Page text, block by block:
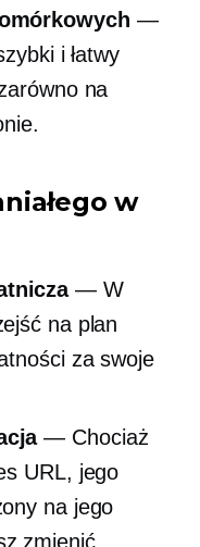
—
i łatwy
na
w
— W
na plan
za swoje
— Chociaż
URL, jego
na jego
zmienić